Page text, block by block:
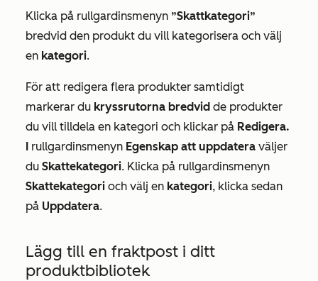
Klicka på rullgardinsmenyn ”Skattkategori”
bredvid den produkt du vill kategorisera och välj
en kategori.
För att redigera flera produkter samtidigt
markerar du kryssrutorna bredvid de produkter
du vill tilldela en kategori och klickar på Redigera.
I rullgardinsmenyn Egenskap att uppdatera väljer
du Skattekategori. Klicka på rullgardinsmenyn
Skattekategori och välj en kategori, klicka sedan
på Uppdatera.
Lägg till en fraktpost i ditt
produktbibliotek